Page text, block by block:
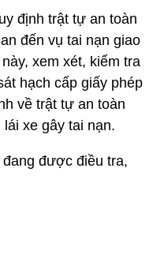
định trật tự an toàn
đến vụ tai nạn giao
xem xét, kiểm tra
hạch cấp giấy phép
về trật tự an toàn
xe gây tai nạn.
được điều tra,